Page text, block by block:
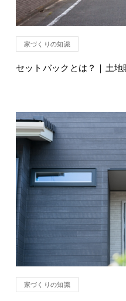
家づくりの知識
セットバックとは？｜土
家づくりの知識